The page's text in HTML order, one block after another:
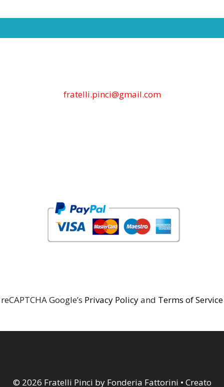
fratelli.pinci@gmail.com
reCAPTCHA Google’s Privacy Policyand Terms of Service
© 2026 Fratelli Pinci by Fonderia Fattorini • Creato